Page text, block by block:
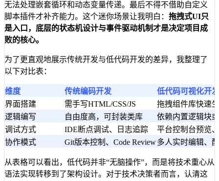
无法处理嵌套循环和动态变量传递。最后不得不借助自定义
脚本插件才补齐能力。这个迷你场景让我明白： 拖拽式UI只
是入口，底层的状态机设计与事件驱动机制才是决定项目成
败的核心。
为了更直观地展示传统开发与低代码开发的差异，我整理了
以下对比表：
维度 传统编码开发
低代码可视化开发
界面搭建
需手写HTML/CSS/JS
拖拽组件库快速
逻辑编写
自由度高，可封装类库
依赖内置逻辑块
调试方式
IDE断点调试、日志追踪
平台控制台预览
协作模式
Git版本控制、Code Review多人实时编辑、
从表格可以看出，低代码并非“无脑操作”，而是将技术重心从
语法实现转移到了架构设计。对于技术决策者而言，认清这